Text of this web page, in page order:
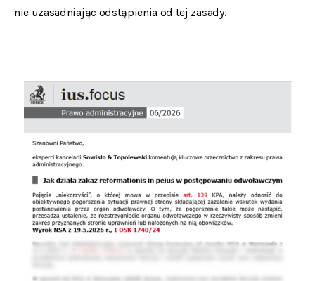
nie uzasadniając odstąpienia od tej zasady.